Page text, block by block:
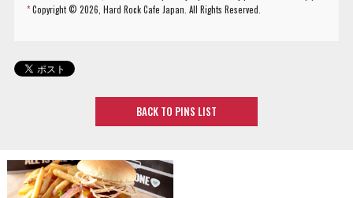
*Copyright ©2026, Hard Rock Cafe Japan. All Rights Reserved.
BACK TO PINS LIST